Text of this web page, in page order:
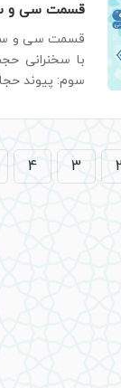
قسمت سی و
قسمت سی و
با سخنرانی
سوم: پیوند
3
4